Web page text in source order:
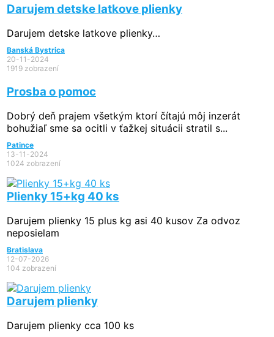
Darujem detske latkove plienky
Darujem detske latkove plienky…
Banská Bystrica
20-11-2024
1919 zobrazení
Prosba o pomoc
Dobrý deň prajem všetkým ktorí čítajú môj inzerát
bohužiaľ sme sa ocitli v ťažkej situácii stratil s...
Patince
13-11-2024
1024 zobrazení
Plienky 15+kg 40 ks
Darujem plienky 15 plus kg asi 40 kusov Za odvoz
neposielam
Bratislava
12-07-2026
104 zobrazení
Darujem plienky
Darujem plienky cca 100 ks